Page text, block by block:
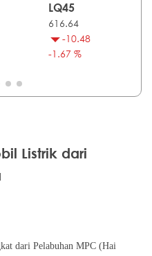
LQ45
616.64
-10.48
-1.67 %
Listrik dari
dari Pelabuhan MPC (Hai